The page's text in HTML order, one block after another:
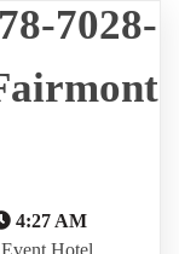
7028-
4:27 AM